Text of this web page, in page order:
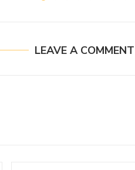
LEAVE A COMMENT